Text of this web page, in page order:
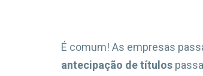
É comum! As empresas
antecipação de títulos